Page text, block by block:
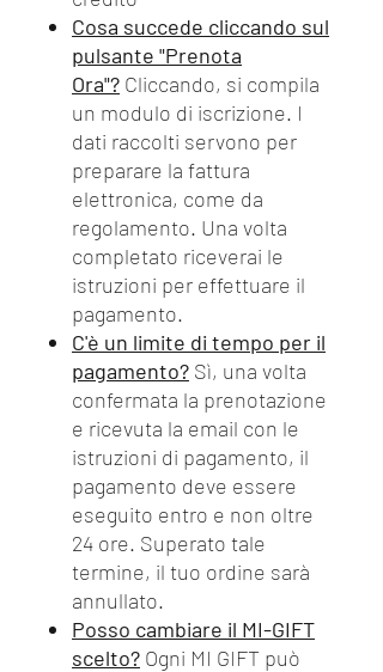
Cosa succede cliccando sul
pulsante "Prenota
Ora"? Cliccando, si compila
un modulo di iscrizione. I
dati raccolti servono per
preparare la fattura
elettronica, come da
regolamento. Una volta
completato riceverai le
istruzioni per effettuare il
pagamento.
C'è un limite di tempo per il
pagamento? Sì, una volta
confermata la prenotazione
e ricevuta la email con le
istruzioni di pagamento, il
pagamento deve essere
eseguito entro e non oltre
24 ore. Superato tale
termine, il tuo ordine sarà
annullato.
Posso cambiare il MI-GIFT
scelto? Ogni MI GIFT può